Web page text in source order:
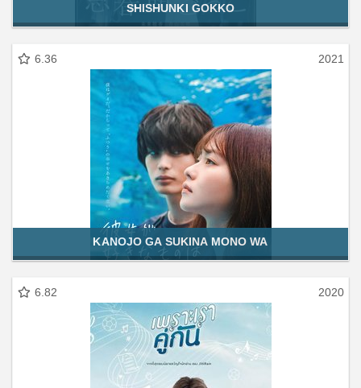
SHISHUNKI GOKKO
6.36 2021
KANOJO GA SUKINA MONO WA
6.82 2020